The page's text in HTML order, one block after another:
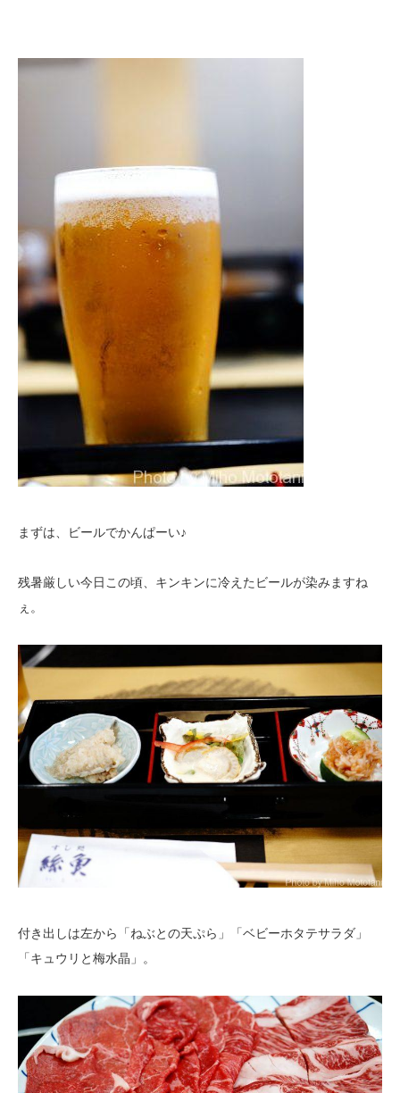
まずは、ビールでかんぱーい♪
残暑厳しい今日この頃、キンキンに冷えたビールが染みますね
ぇ。
付き出しは左から「ねぶとの天ぷら」「ベビーホタテサラダ」
「キュウリと梅水晶」。